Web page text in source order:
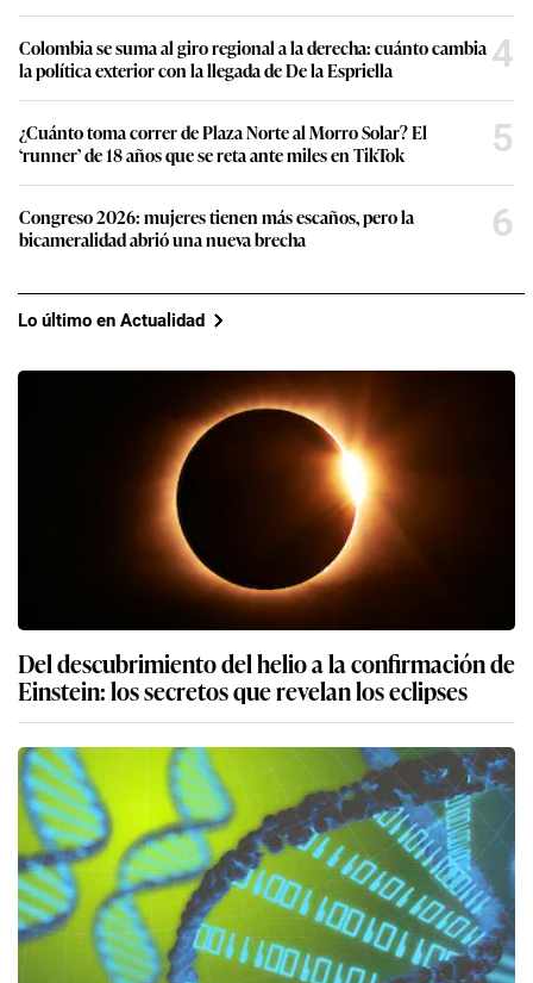
Colombia se suma al giro regional a la derecha: cuánto cambia
la política exterior con la llegada de De la Espriella
4
¿Cuánto toma correr de Plaza Norte al Morro Solar? El
‘runner’ de 18 años que se reta ante miles en TikTok
5
Congreso 2026: mujeres tienen más escaños, pero la
bicameralidad abrió una nueva brecha
6
Lo último en Actualidad
Del descubrimiento del helio a la confirmación de
Einstein: los secretos que revelan los eclipses